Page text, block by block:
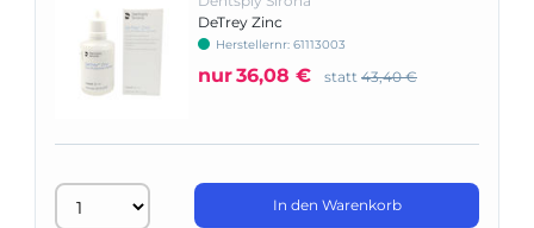
DeTrey Zinc
Herstellernr: 61113003
nur36,08 € statt 43,40 €
In den Warenkorb